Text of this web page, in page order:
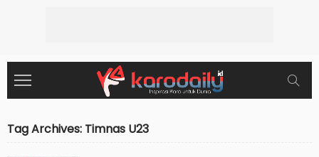
Tag Archives: Timnas U23